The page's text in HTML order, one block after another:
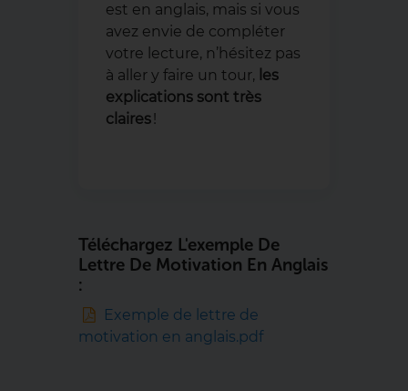
est en anglais, mais si vous
avez envie de compléter
votre lecture, n’hésitez pas
à aller y faire un tour, les
explications sont très
claires!
Téléchargez L'exemple De
Lettre De Motivation En Anglais
:
Exemple de lettre de
motivation en anglais.pdf